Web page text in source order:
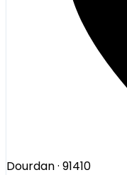
Dourdan· 91410